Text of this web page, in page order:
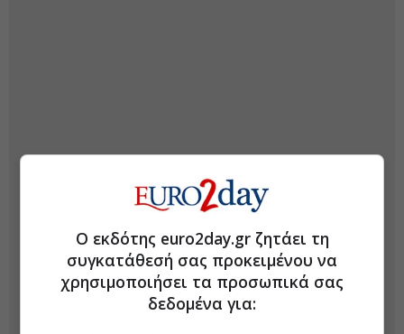
Ο εκδότης euro2day.gr ζητάει τη
συγκατάθεσή σας προκειμένου να
χρησιμοποιήσει τα προσωπικά σας
δεδομένα για: